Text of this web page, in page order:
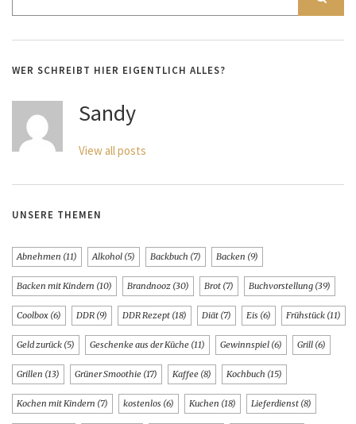
WER SCHREIBT HIER EIGENTLICH ALLES?
Sandy
View all posts
UNSERE THEMEN
Abnehmen (11) Alkohol (5) Backbuch (7) Backen (9)
Backen mit Kindern (10) Brandnooz (30) Brot (7) Buchvorstellung (39)
Coolbox (6) DDR (9) DDR Rezept (18) Diät (7) Eis (6) Frühstück (11)
Geld zurück (5) Geschenke aus der Küche (11) Gewinnspiel (6) Grill (6)
Grillen (13) Grüner Smoothie (17) Kaffee (8) Kochbuch (15)
Kochen mit Kindern (7) kostenlos (6) Kuchen (18) Lieferdienst (8)